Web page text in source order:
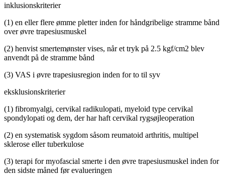
inklusionskriterier
(1) en eller flere ømme pletter inden for håndgribelige stramme bånd
over øvre trapesiusmuskel
(2) henvist smertemønster vises, når et tryk på 2.5 kgf/cm2 blev
anvendt på de stramme bånd
(3) VAS i øvre trapesiusregion inden for to til syv
eksklusionskriterier
(1) fibromyalgi, cervikal radikulopati, myeloid type cervikal
spondylopati og dem, der har haft cervikal rygsøjleoperation
(2) en systematisk sygdom såsom reumatoid arthritis, multipel
sklerose eller tuberkulose
(3) terapi for myofascial smerte i den øvre trapesiusmuskel inden for
den sidste måned før evalueringen